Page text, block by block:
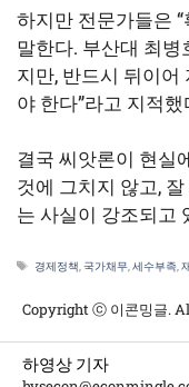
하지만 전문가들은
말한다. 부산대 최병
지만, 반드시 뒤이
야 한다”라고 지적했
결국 씨앗론이 현실
것에 그치지 않고,
는 사실이 강조되고
태
경제정책,국가채무,세수부족,
Copyright ⓒ 이콘밍글.
하영상 기자